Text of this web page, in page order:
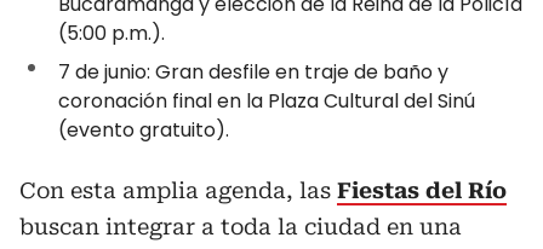
(5:00 p.m.).
7 de junio: Gran desfile en traje de baño y
coronación final en la Plaza Cultural del Sinú
(evento gratuito).
Con esta amplia agenda, las Fiestas del Río
buscan integrar a toda la ciudad en una